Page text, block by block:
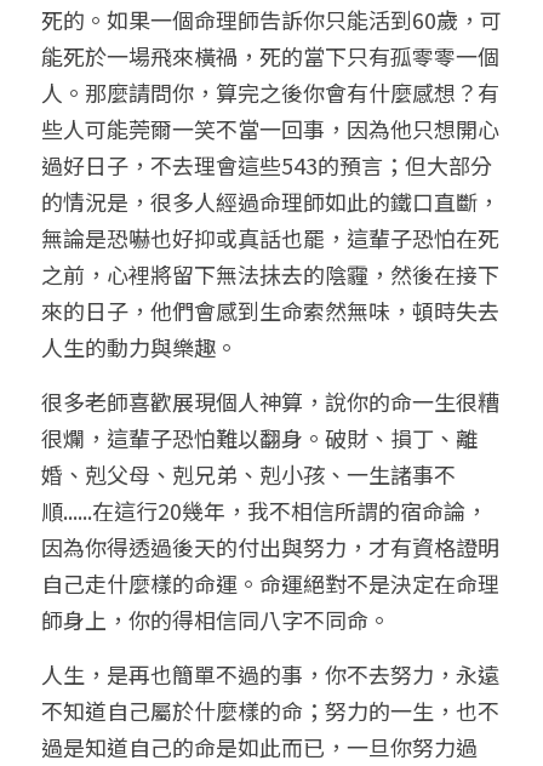
死的。如果一個命理師告訴你只能活到60歲，可
能死於一場飛來橫禍，死的當下只有孤零零一個
人。那麼請問你，算完之後你會有什麼感想？有
些人可能莞爾一笑不當一回事，因為他只想開心
過好日子，不去理會這些543的預言；但大部分
的情況是，很多人經過命理師如此的鐵口直斷，
無論是恐嚇也好抑或真話也罷，這輩子恐怕在死
之前，心裡將留下無法抺去的陰霾，然後在接下
來的日子，他們會感到生命索然無味，頓時失去
人生的動力與樂趣。
很多老師喜歡展現個人神算，說你的命一生很糟
很爛，這輩子恐怕難以翻身。破財、損丁、離
婚、剋父母、剋兄弟、剋小孩、一生諸事不
順......在這行20幾年，我不相信所謂的宿命論，
因為你得透過後天的付出與努力，才有資格證明
自己走什麼樣的命運。命運絕對不是決定在命理
師身上，你的得相信同八字不同命。
人生，是再也簡單不過的事，你不去努力，永遠
不知道自己屬於什麼樣的命；努力的一生，也不
過是知道自己的命是如此而已，一旦你努力過